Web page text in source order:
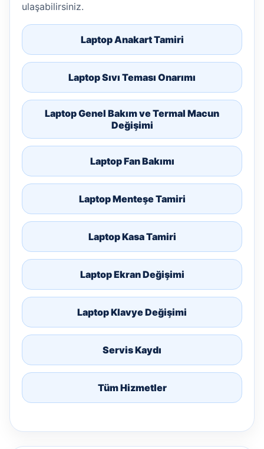
ulaşabilirsiniz.
Laptop Anakart Tamiri
Laptop Sıvı Teması Onarımı
Laptop Genel Bakım ve Termal Macun
Değişimi
Laptop Fan Bakımı
Laptop Menteşe Tamiri
Laptop Kasa Tamiri
Laptop Ekran Değişimi
Laptop Klavye Değişimi
Servis Kaydı
Tüm Hizmetler